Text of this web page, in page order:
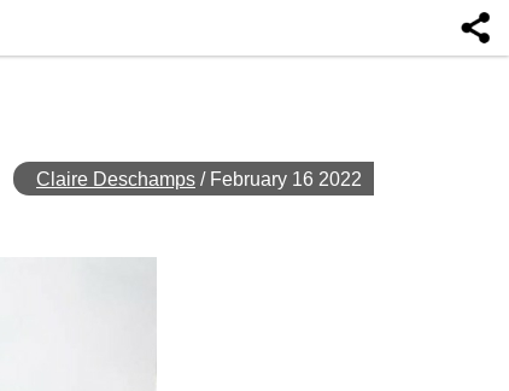
Claire Deschamps / February 16 2022